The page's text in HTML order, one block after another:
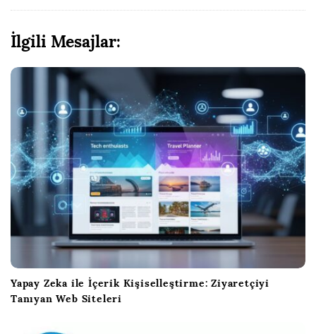
İlgili Mesajlar:
Yapay Zeka ile İçerik Kişiselleştirme: Ziyaretçiyi
Tanıyan Web Siteleri